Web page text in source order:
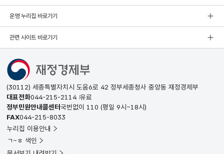
운영 누리집 바로가기
관련 사이트 바로가기
(30112) 세종특별자치시 도움6로 42 정부세종청사 중앙동 재정경제부
대표전화044-215-2114 유료
정부민원안내콜센터국번없이 110 (평일 9시~18시)
FAX044-215-8033
누리집 이용안내
ㄱ~ㅎ 색인